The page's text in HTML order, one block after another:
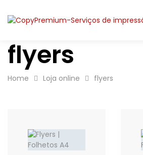
flyers
Home Loja online flyers